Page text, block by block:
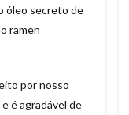
óleo secreto de
ramen
por nosso
é agradável de